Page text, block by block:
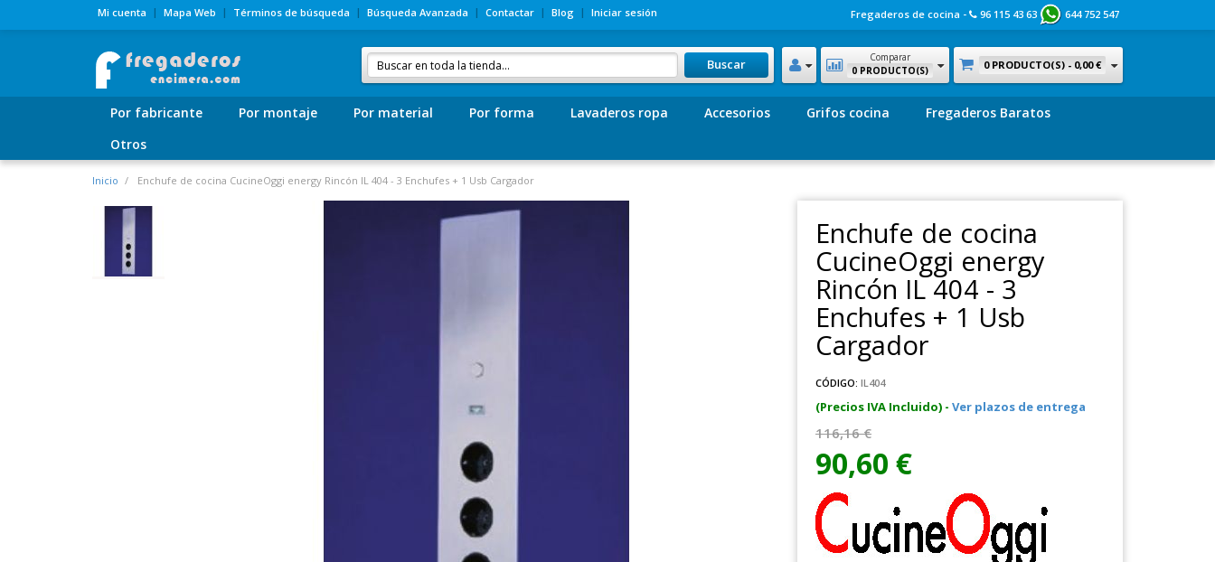
Mi cuenta Mapa Web Términos de búsqueda Búsqueda Avanzada Contactar Blog Iniciar sesión Fregaderos de cocina - 96 115 43 63 644 752 547
0 PRODUCTO(S) - 0,00 €
Comparar
0 PRODUCTO(S)
Buscar
Por fabricante Por montaje Por material Por forma Lavaderos ropa Accesorios Grifos cocina
Fregaderos Baratos
Otros
Inicio Enchufe de cocina CucineOggi energy Rincón IL 404 - 3 Enchufes + 1 Usb Cargador
Enchufe de cocina
CucineOggi energy
Rincón IL 404 - 3
Enchufes + 1 Usb
Cargador
CÓDIGO: IL404
(Precios IVA Incluido) - Ver plazos de entrega
116,16 €
90,60 €